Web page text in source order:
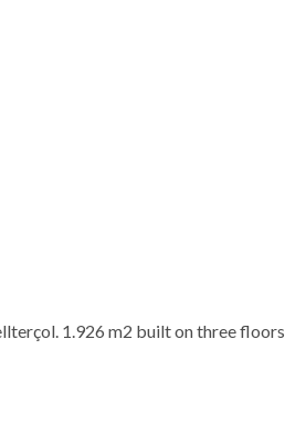
1.926 m2 built on three floors.